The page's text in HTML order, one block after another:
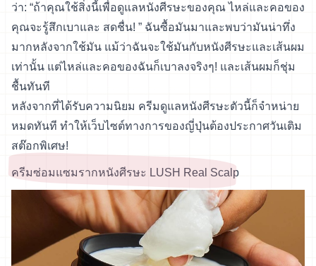
ว่า: “ถ้าคุณใช้สิ่งนี้เพื่อดูแลหนังศีรษะของคุณ ไหล่และคอของ
คุณจะรู้สึกเบาและ สดชื่น! ” ฉันซื้อมันมาและพบว่ามันน่าทึ่ง
มากหลังจากใช้มัน แม้ว่าฉันจะใช้มันกับหนังศีรษะและเส้นผม
เท่านั้น แต่ไหล่และคอของฉันก็เบาลงจริงๆ! และเส้นผมก็ชุ่ม
ชื้นทันที
หลังจากที่ได้รับความนิยม ครีมดูแลหนังศีรษะตัวนี้ก็จำหน่าย
หมดทันที ทำให้เว็บไซต์ทางการของญี่ปุ่นต้องประกาศวันเติม
สต๊อกพิเศษ!
ครีมซ่อมแซมรากหนังศีรษะ LUSH Real Scalp